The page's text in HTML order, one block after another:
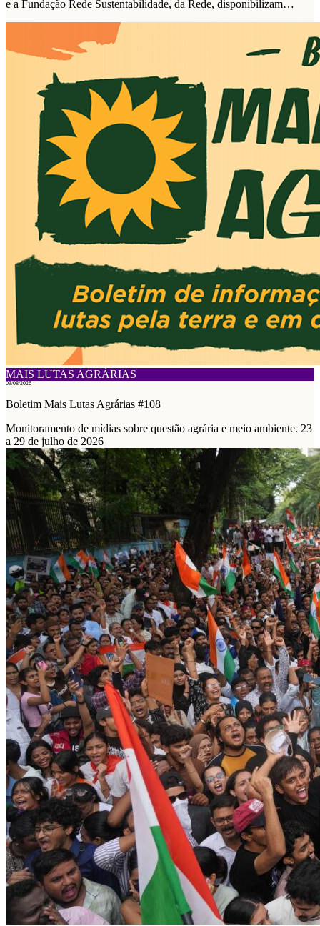
e a Fundação Rede Sustentabilidade, da Rede, disponibilizam
MAIS LUTAS AGRÁRIAS
03/08/2026
Boletim Mais Lutas Agrárias #108
Monitoramento de mídias sobre questão agrária e meio ambiente. 23
a 29 de julho de 2026